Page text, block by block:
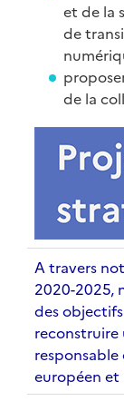
et de la
de
de la
A travers
2020-2025,
des
reconstruire
européen